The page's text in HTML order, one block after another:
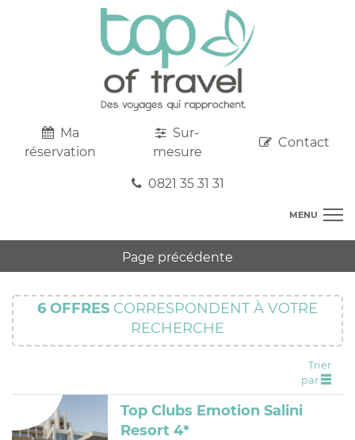
Ma
réservation
Sur-
mesure
Contact
0821 35 31 31
MENU
DESTINATIONS
AU DEPART DE CHEZ VOUS
SEJOURS
CIRCUITS
Page précédente
6 OFFRES CORRESPONDENT À VOTRE
RECHERCHE
Trier
par
Top Clubs Emotion Salini
Resort 4*